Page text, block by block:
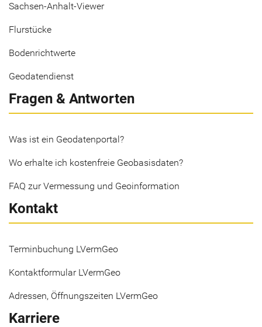
Sachsen-Anhalt-Viewer
Flurstücke
Bodenrichtwerte
Geodatendienst
Fragen & Antworten
Was ist ein Geodatenportal?
Wo erhalte ich kostenfreie Geobasisdaten?
FAQ zur Vermessung und Geoinformation
Kontakt
Terminbuchung LVermGeo
Kontaktformular LVermGeo
Adressen, Öffnungszeiten LVermGeo
Karriere